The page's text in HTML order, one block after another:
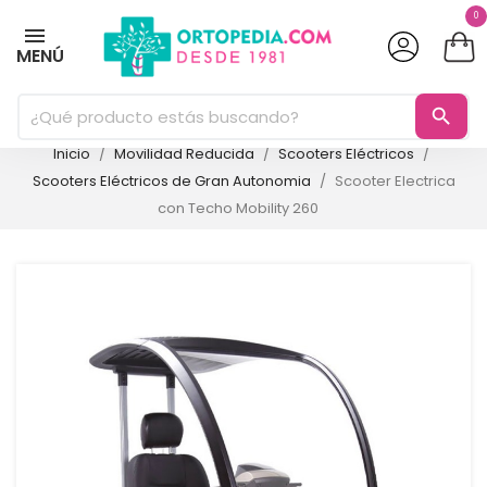
MENÚ
0
search
Inicio Movilidad Reducida
Scooters Eléctricos
Scooters Eléctricos de Gran Autonomia
Scooter Electrica
con Techo Mobility 260